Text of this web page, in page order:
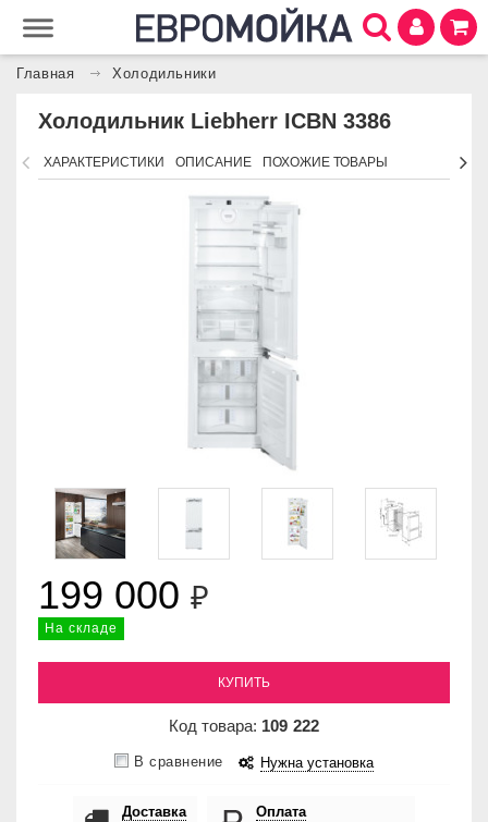
Главная Холодильники
Холодильник Liebherr ICBN 3386
ХАРАКТЕРИСТИКИ ОПИСАНИЕ ПОХОЖИЕ ТОВАРЫ
199 000 ₽
На складе
КУПИТЬ
Код товара: 109 222
В сравнение Нужна установка
Доставка Оплата